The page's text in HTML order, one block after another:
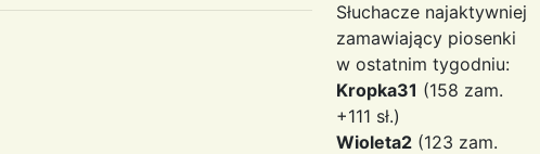
Słuchacze najaktywniej
zamawiający piosenki
w ostatnim tygodniu:
Kropka31 (158 zam.
+111 sł.)
Wioleta2 (123 zam.